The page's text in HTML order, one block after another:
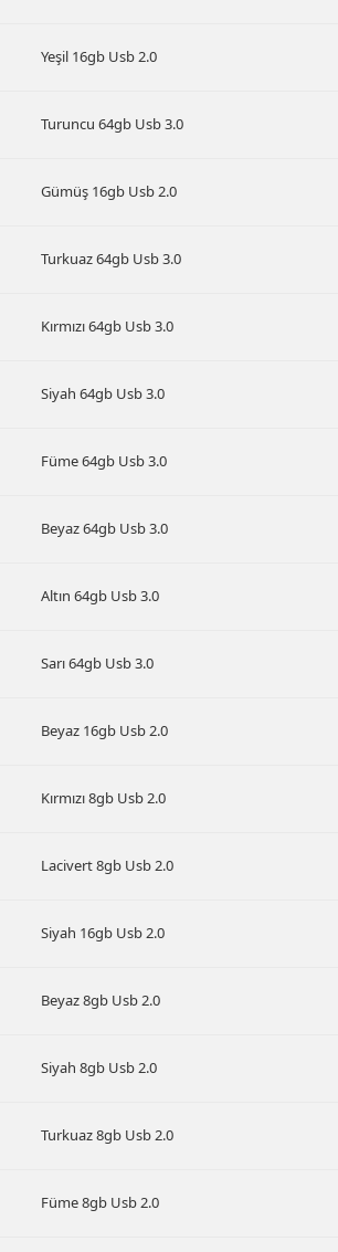
Yeşil 16gb Usb 2.0
Turuncu 64gb Usb 3.0
Gümüş 16gb Usb 2.0
Turkuaz 64gb Usb 3.0
Kırmızı 64gb Usb 3.0
Siyah 64gb Usb 3.0
Füme 64gb Usb 3.0
Beyaz 64gb Usb 3.0
Altın 64gb Usb 3.0
Sarı 64gb Usb 3.0
Beyaz 16gb Usb 2.0
Kırmızı 8gb Usb 2.0
Lacivert 8gb Usb 2.0
Siyah 16gb Usb 2.0
Beyaz 8gb Usb 2.0
Siyah 8gb Usb 2.0
Turkuaz 8gb Usb 2.0
Füme 8gb Usb 2.0